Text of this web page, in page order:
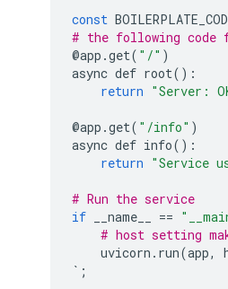
const
# the following code
@app .get( "/" )
async def root():
return "Server:
@app .get( "/info" )
async def info():
return "Service
# Run the service
if
__name__ ==
# host setting
uvicorn . run(app,
` ;